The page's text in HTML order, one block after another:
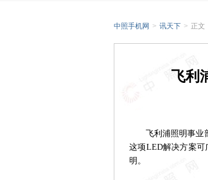
中照手机网 > 讯天下 > 正文
飞利
飞利浦照明事业部
这项LED解决方案可
明。